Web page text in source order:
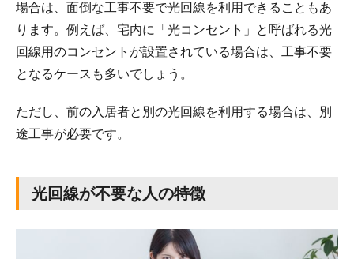
場合は、面倒な工事不要で光回線を利用できることもあ
ります。例えば、宅内に「光コンセント」と呼ばれる光
回線用のコンセントが設置されている場合は、工事不要
となるケースも多いでしょう。
ただし、前の入居者と別の光回線を利用する場合は、別
途工事が必要です。
光回線が不要な人の特徴